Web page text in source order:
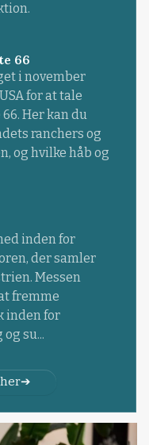
66
i november
for at tale
Her kan du
ranchers og
og hvilke håb og
inden for
der samler
Messen
fremme
inden for
su...